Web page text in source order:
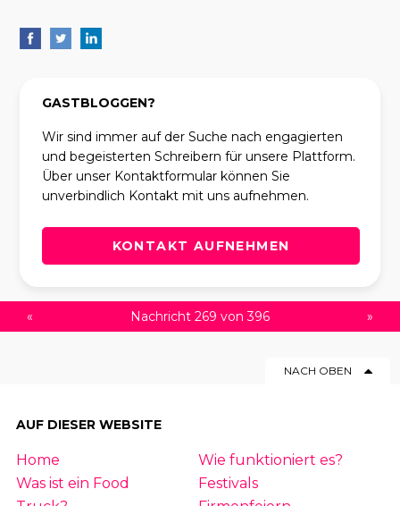
GASTBLOGGEN?
Wir sind immer auf der Suche nach engagierten
und begeisterten Schreibern für unsere Plattform.
Über unser Kontaktformular können Sie
unverbindlich Kontakt mit uns aufnehmen.
KONTAKT AUFNEHMEN
« Nachricht 269 von 396 »
NACH OBEN
AUF DIESER WEBSITE
Home
Wie funktioniert es?
Was ist ein Food
Festivals